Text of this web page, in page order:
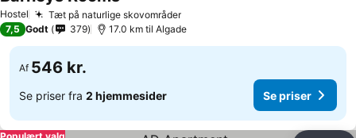
Hostel Tæt på naturlige skovområder
7,5 Godt 379 17.0 km til Algade
Af 546 kr.
Se priser fra 2 hjemmesider Se priser